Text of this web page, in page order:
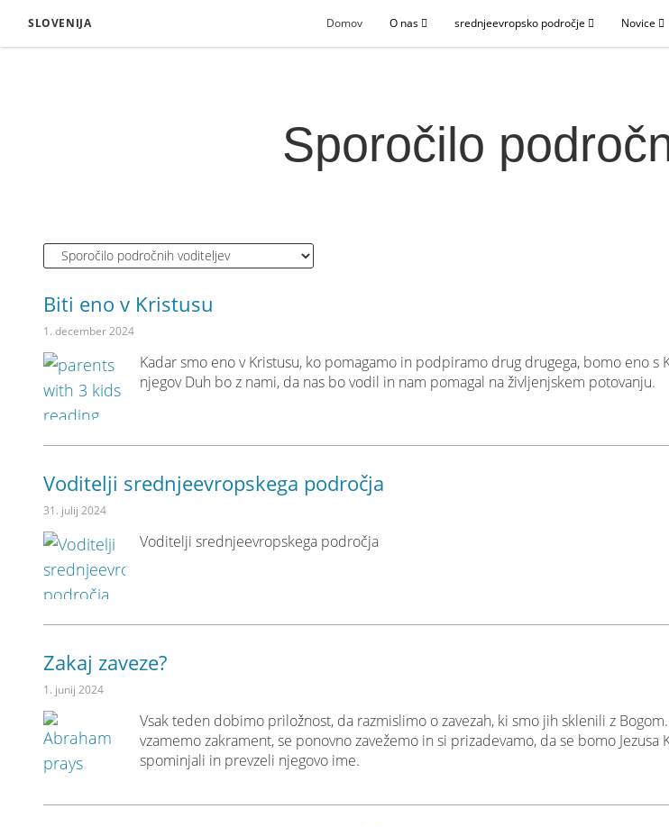
SLOVENIJA Domov O nas srednjeevropsko področje Novice
Sporočilo
Biti eno v Kristusu
1. december 2024
Kadar smo eno v Kristusu, ko pomagamo in podpiramo drug drugega, bomo eno s
njegov Duh bo z nami, da nas bo vodil in nam pomagal na življenjskem potovanju.
Voditelji srednjeevropskega področja
31. julij 2024
Voditelji srednjeevropskega področja
Zakaj zaveze?
1. junij 2024
Vsak teden dobimo priložnost, da razmislimo o zavezah, ki smo jih sklenili z
vzamemo zakrament, se ponovno zavežemo in si prizadevamo, da se bomo Jezusa
spominjali in prevzeli njegovo ime.